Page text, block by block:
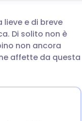
e di breve
Di solito non è
non ancora
affette da questa